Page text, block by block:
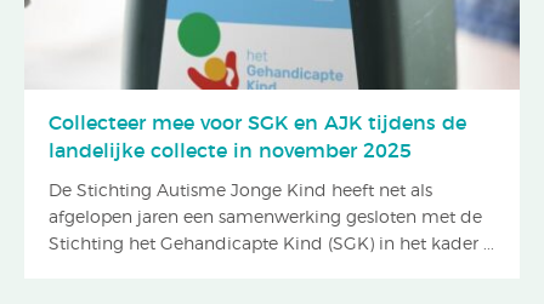
Collecteer mee voor SGK en AJK tijdens de
landelijke collecte in november 2025
De Stichting Autisme Jonge Kind heeft net als
afgelopen jaren een samenwerking gesloten met de
Stichting het Gehandicapte Kind (SGK) in het kader ...